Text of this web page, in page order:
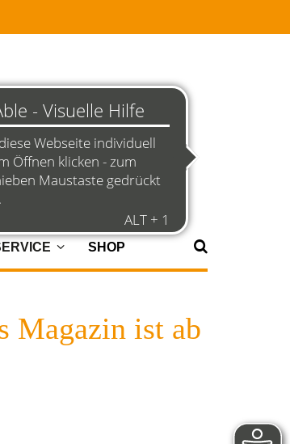
SHOP
Magazin ist ab